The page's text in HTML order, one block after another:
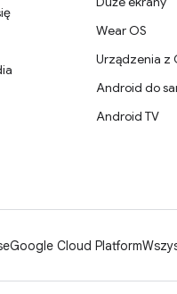
Wear OS
Urządzenia z
Android do
Android TV
Google Cloud Platform